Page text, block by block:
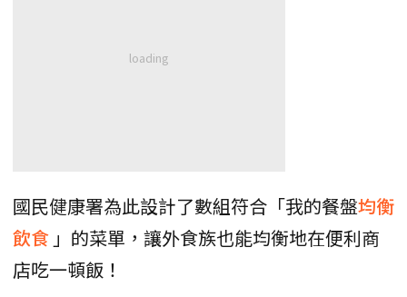
國民健康署為此設計了數組符合「我的餐盤均衡
飲食 」的菜單，讓外食族也能均衡地在便利商
店吃一頓飯！